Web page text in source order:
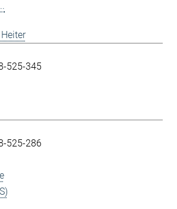
525-345
525-286